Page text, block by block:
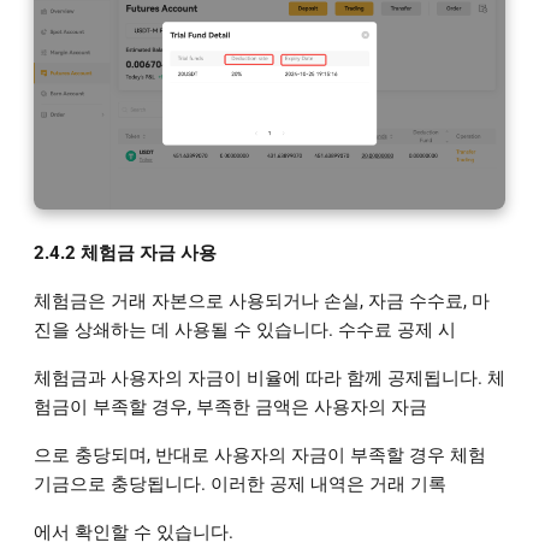
2.4.2 체험금 자금 사용
체험금은 거래 자본으로 사용되거나 손실, 자금 수수료, 마
진을 상쇄하는 데 사용될 수 있습니다. 수수료 공제 시
체험금과 사용자의 자금이 비율에 따라 함께 공제됩니다. 체
험금이 부족할 경우, 부족한 금액은 사용자의 자금
으로 충당되며, 반대로 사용자의 자금이 부족할 경우 체험
기금으로 충당됩니다. 이러한 공제 내역은 거래 기록
에서 확인할 수 있습니다.